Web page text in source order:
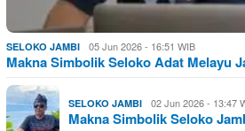
SELOKO JAMBI 05 Jun 2026 - 16:51 WIB
Makna Simbolik Seloko Adat Melayu
SELOKO JAMBI 02 Jun 2026 - 13:47
Makna Simbolik Seloko